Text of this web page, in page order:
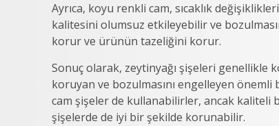
Ayrıca, koyu renkli cam, sıcaklık
kalitesini olumsuz etkileyebilir ve
korur ve ürünün tazeliğini korur.
Sonuç olarak, zeytinyağı şişeleri genellikle
koruyan ve bozulmasını engelleyen
cam şişeler de kullanabilirler, ancak kaliteli
şişelerde de iyi bir şekilde korunabilir.